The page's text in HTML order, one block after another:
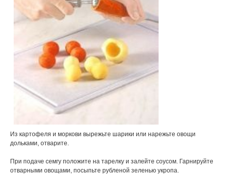
Из картофеля и моркови вырежьте шарики или нарежьте овощи
дольками, отварите.
При подаче семгу положите на тарелку и залейте соусом. Гарнируйте
отварными овощами, посыпьте рубленой зеленью укропа.